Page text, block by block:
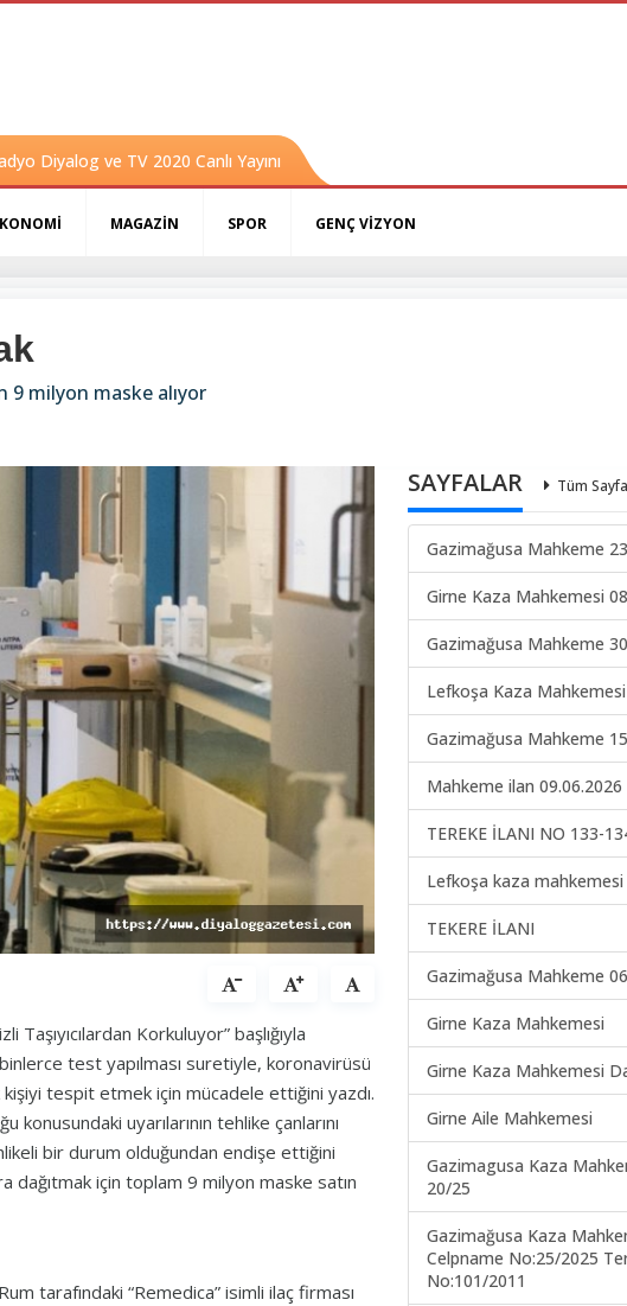
Diyalog ve TV 2020 Canlı Yayını
MAGAZİN SPOR GENÇ VİZYON
9 milyon maske alıyor
Korkuluyor” başlığıyla
test yapılması suretiyle, koronavirüsü
kişiyi tespit etmek için mücadele ettiğini yazdı.
uyarılarının tehlike çanlarını
bir durum olduğundan endişe ettiğini
dağıtmak için toplam 9 milyon maske satın
tarafındaki “Remedica” isimli ilaç firması
SAYFALAR Tüm
Gazimağusa Mahkeme
Girne Kaza Mahkemesi
Gazimağusa Mahkeme
Lefkoşa Kaza
Gazimağusa Mahkeme
Mahkeme ilan 09.06.2026
TEREKE İLANI NO 133-
Lefkoşa kaza mahkemesi
TEKERE İLANI
Gazimağusa Mahkeme
Girne Kaza Mahkemesi
Girne Kaza Mahkemesi
Girne Aile Mahkemesi
Gazimagusa Kaza
20/25
Gazimağusa Kaza
Celpname No:25/2025
No:101/2011